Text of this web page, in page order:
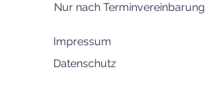
Nur nach Terminvereinbarung
Impressum
Datenschutz